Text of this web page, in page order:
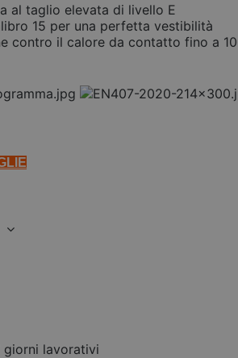
al taglio elevata di livello E
15 per una perfetta vestibilità
contro il calore da contatto fino a
giorni lavorativi